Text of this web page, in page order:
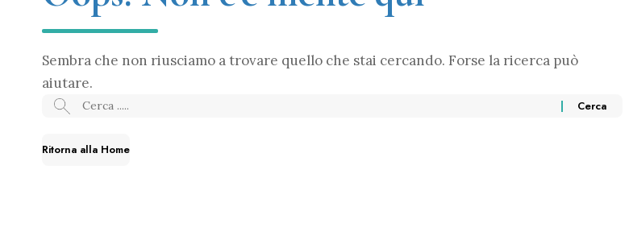
Sembra che non riusciamo a trovare quello che stai cercando. Forse la ricerca può
aiutare.
Ritorna alla Home